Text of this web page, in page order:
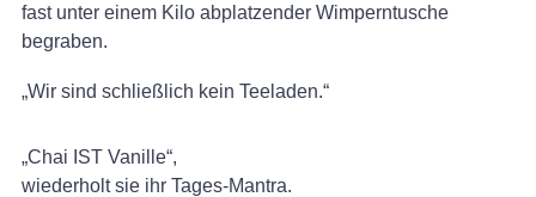
fast unter einem Kilo abplatzender Wimperntusche
begraben.
„Wir sind schließlich kein Teeladen.“
„Chai IST Vanille“,
wiederholt sie ihr Tages-Mantra.